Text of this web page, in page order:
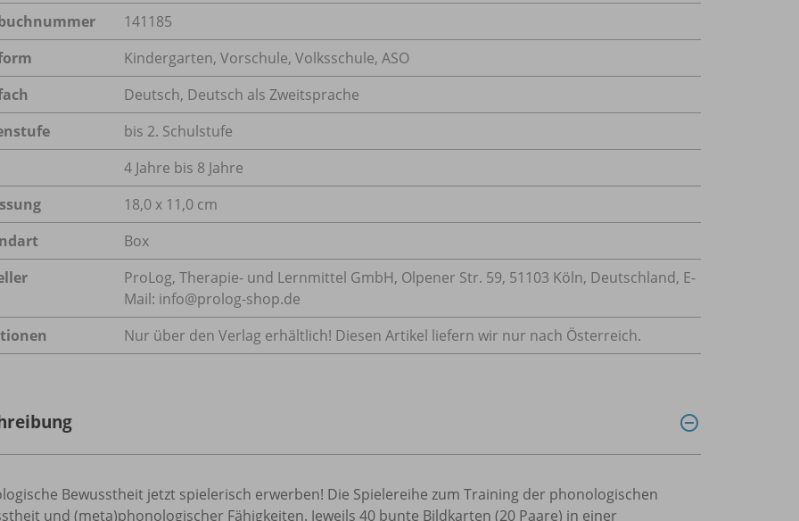
141185
Kindergarten, Vorschule, Volksschule, ASO
Deutsch, Deutsch als Zweitsprache
bis 2. Schulstufe
4 Jahre bis 8 Jahre
18,0 x 11,0 cm
Box
ProLog, Therapie- und Lernmittel GmbH, Olpener Str. 59, 51103 Köln, Deutschland, E-
Mail: info@prolog-shop.de
Nur über den Verlag erhältlich! Diesen Artikel liefern wir nur nach Österreich.
Bewusstheit jetzt spielerisch erwerben! Die Spielereihe zum Training der phonologischen
und (meta)phonologischer Fähigkeiten. Jeweils 40 bunte Bildkarten (20 Paare) in einer